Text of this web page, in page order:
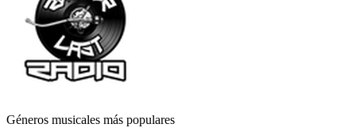
Géneros musicales más populares